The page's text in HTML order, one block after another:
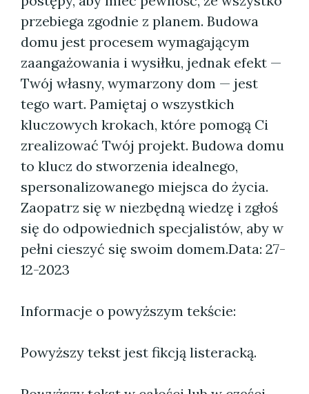
przebiega zgodnie z planem. Budowa
domu jest procesem wymagającym
zaangażowania i wysiłku, jednak efekt —
Twój własny, wymarzony dom — jest
tego wart. Pamiętaj o wszystkich
kluczowych krokach, które pomogą Ci
zrealizować Twój projekt. Budowa domu
to klucz do stworzenia idealnego,
spersonalizowanego miejsca do życia.
Zaopatrz się w niezbędną wiedzę i zgłoś
się do odpowiednich specjalistów, aby w
pełni cieszyć się swoim domem.Data: 27-
12-2023
Informacje o powyższym tekście:
Powyższy tekst jest fikcją listeracką.